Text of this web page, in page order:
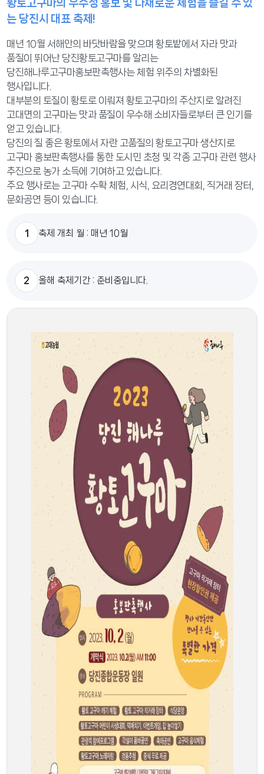
황토고구마의 우수성 홍보 및 다채로운 체험을 즐길 수 있
는 당진시 대표 축제!
매년 10월 서해안의 바닷바람을 맞으며 황토밭에서 자라 맛과
품질이 뛰어난 당진황토고구마를 알리는
당진해나루고구마홍보판촉행사는 체험 위주의 차별화된
행사입니다.
대부분의 토질이 황토로 이뤄져 황토고구마의 주산지로 알려진
고대면의 고구마는 맛과 품질이 우수해 소비자들로부터 큰 인기를
얻고 있습니다.
당진의 질 좋은 황토에서 자란 고품질의 황토고구마 생산지로
고구마 홍보판촉행사를 통한 도시민 초청 및 각종 고구마 관련 행사
추진으로 농가 소득에 기여하고 있습니다.
주요 행사로는 고구마 수확 체험, 시식, 요리경연대회, 직거래 장터,
문화공연 등이 있습니다.
1 축제 개최 월 : 매년 10월
2 올해 축제기간 : 준비중입니다.